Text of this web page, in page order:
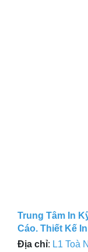
Trung Tâm In
Cáo. Thiết Kế
Địa chỉ: L1 Toà